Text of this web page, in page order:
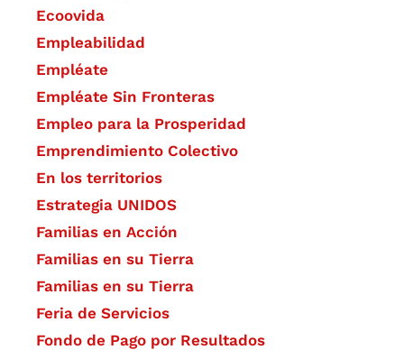
Ecoovida
Empleabilidad
Empléate
Empléate Sin Fronteras
Empleo para la Prosperidad
Emprendimiento Colectivo
En los territorios
Estrategia UNIDOS
Familias en Acción
Familias en su Tierra
Familias en su Tierra
Feria de Servicios
Fondo de Pago por Resultados